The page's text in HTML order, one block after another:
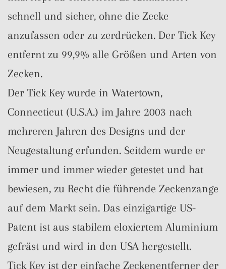
schnell und sicher, ohne die Zecke
anzufassen oder zu zerdrücken. Der Tick Key
entfernt zu 99,9% alle Größen und Arten von
Zecken.
Der Tick Key wurde in Watertown,
Connecticut (U.S.A.) im Jahre 2003 nach
mehreren Jahren des Designs und der
Neugestaltung erfunden. Seitdem wurde er
immer und immer wieder getestet und hat
bewiesen, zu Recht die führende Zeckenzange
auf dem Markt sein. Das einzigartige US-
Patent ist aus stabilem eloxiertem Aluminium
gefräst und wird in den USA hergestellt.
Tick Key ist der einfache Zeckenentferner der